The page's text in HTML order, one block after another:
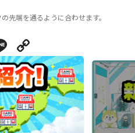
先端を通るように合わせます。
Line